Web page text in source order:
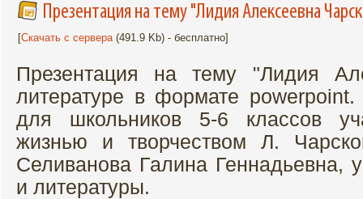
Презентация на тему "Лидия Алексеевна
[Скачать с сервера(491.9 Kb) - бесплатно]
Презентация на тему "Лидия
литературе в формате
для школьников 5-6 классов
жизнью и творчеством Л.
Селиванова Галина Геннадьевна,
и литературы.